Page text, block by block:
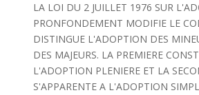
LA LOI DU 2 JUILLET 1976 SUR
PRONFONDEMENT MODIFIE LE
DISTINGUE L'ADOPTION DES
DES MAJEURS. LA PREMIERE
L'ADOPTION PLENIERE ET LA
S'APPARENTE A L'ADOPTION